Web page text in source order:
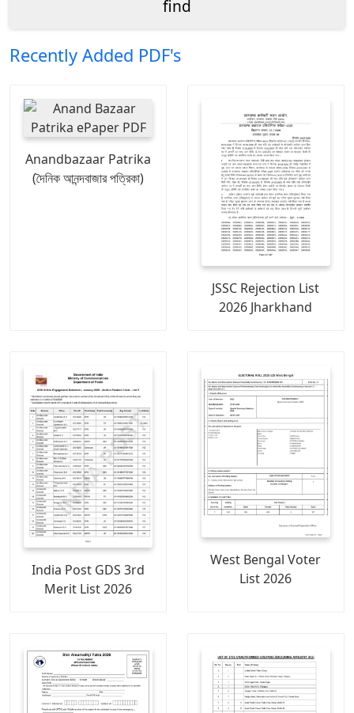
Recently Added PDF's
Anandbazaar Patrika
(দৈনিক আনন্দবাজার পত্রিকা)
JSSC Rejection List
2026 Jharkhand
India Post GDS 3rd
Merit List 2026
West Bengal Voter
List 2026